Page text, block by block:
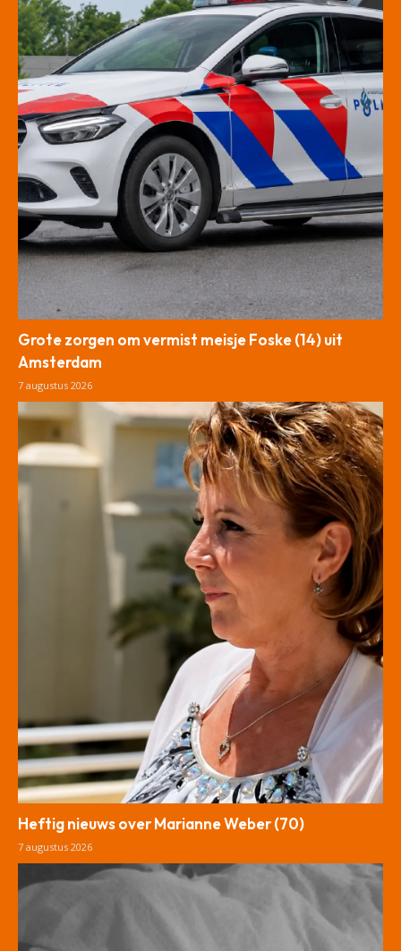
Grote zorgen om vermist meisje Foske (14) uit
Amsterdam
7 augustus 2026
Heftig nieuws over Marianne Weber (70)
7 augustus 2026